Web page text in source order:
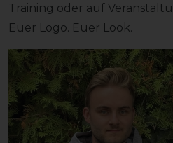
Training oder auf
Euer Logo. Euer Look.